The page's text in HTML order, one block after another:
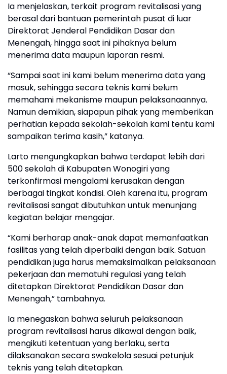
Ia menjelaskan, terkait program revitalisasi yang
berasal dari bantuan pemerintah pusat di luar
Direktorat Jenderal Pendidikan Dasar dan
Menengah, hingga saat ini pihaknya belum
menerima data maupun laporan resmi.
“Sampai saat ini kami belum menerima data yang
masuk, sehingga secara teknis kami belum
memahami mekanisme maupun pelaksanaannya.
Namun demikian, siapapun pihak yang memberikan
perhatian kepada sekolah-sekolah kami tentu kami
sampaikan terima kasih,” katanya.
Larto mengungkapkan bahwa terdapat lebih dari
500 sekolah di Kabupaten Wonogiri yang
terkonfirmasi mengalami kerusakan dengan
berbagai tingkat kondisi. Oleh karena itu, program
revitalisasi sangat dibutuhkan untuk menunjang
kegiatan belajar mengajar.
“Kami berharap anak-anak dapat memanfaatkan
fasilitas yang telah diperbaiki dengan baik. Satuan
pendidikan juga harus memaksimalkan pelaksanaan
pekerjaan dan mematuhi regulasi yang telah
ditetapkan Direktorat Pendidikan Dasar dan
Menengah,” tambahnya.
Ia menegaskan bahwa seluruh pelaksanaan
program revitalisasi harus dikawal dengan baik,
mengikuti ketentuan yang berlaku, serta
dilaksanakan secara swakelola sesuai petunjuk
teknis yang telah ditetapkan.